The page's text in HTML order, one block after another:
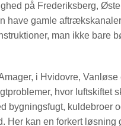
på Frederiksberg,
have gamle
man ikke bare
i Hvidovre,
hvor luftskiftet
bygningsfugt, kuldebroer
Her kan en forkert løsning